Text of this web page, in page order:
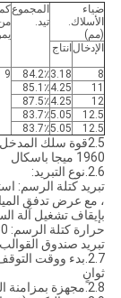
ضياء
الأسلاك.
(مم)
المجموع
تيد.
الإدخال انتاج
8
3.1884.2٪ 9
11
4.2585.1٪
12
4.2587.5٪
12.5
5.0583.7٪
12.5
5.0583.7٪
1960 ميجا باسكال
2.6.نوع التبريد:
تبريد كتلة الرسم:
، مع عرض تدفق
بإيقاف تشغيل آلة
حرارة كتلة الرسم: 30 درجة مئوية كحد أقصى
تبريد صندوق
ثوانٍ
2.8.مجهزة بمزامنة الدفع وآلة السحب ؛